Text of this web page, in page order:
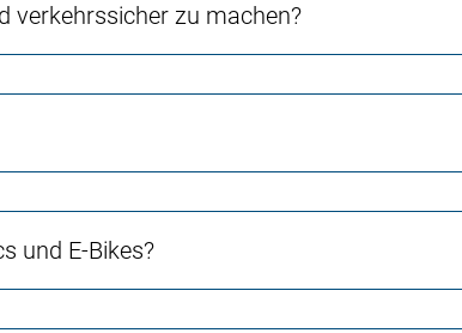
verkehrssicher zu machen?
und E-Bikes?